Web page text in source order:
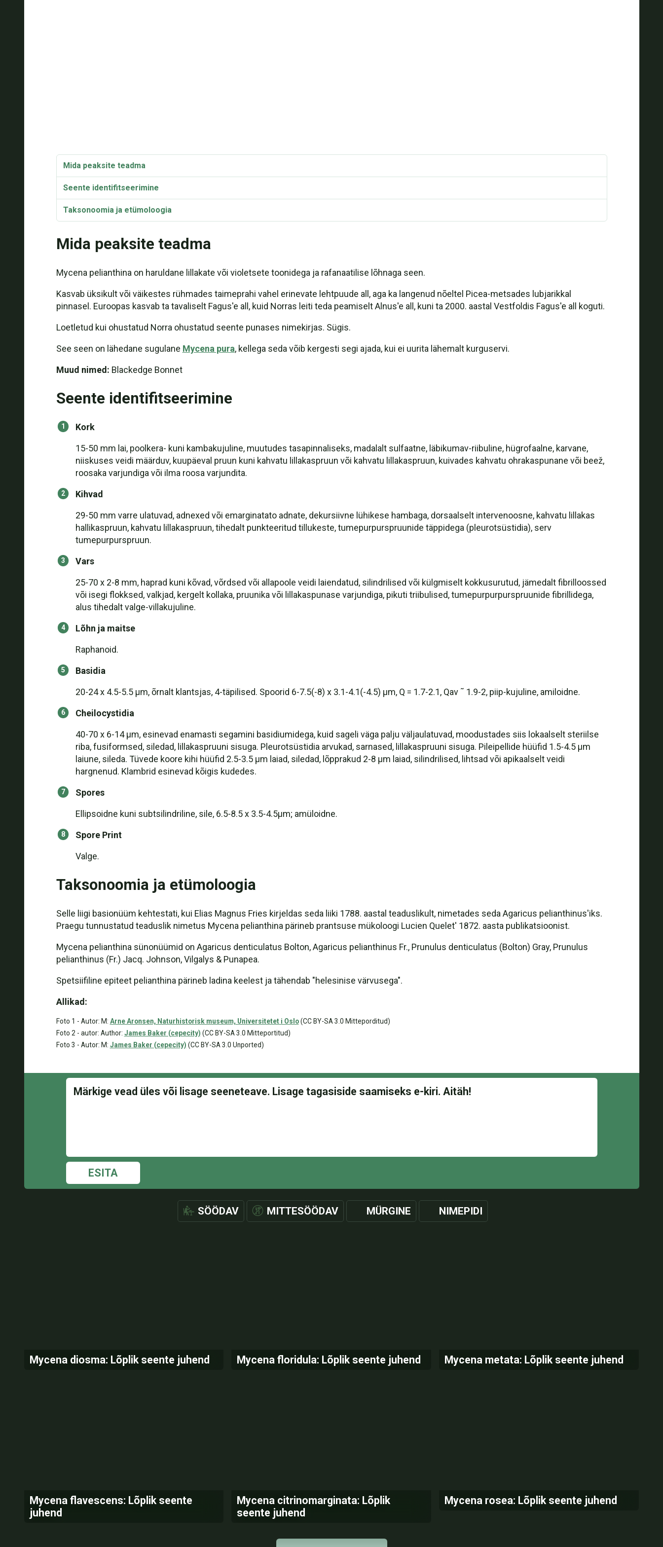
Mida peaksite teadma
Seente identifitseerimine
Taksonoomia ja etümoloogia
Mida peaksite teadma
Mycena pelianthina on haruldane lillakate või violetsete toonidega ja rafanaatilise lõhnaga seen.
Kasvab üksikult või väikestes rühmades taimeprahi vahel erinevate lehtpuude all, aga ka langenud nõeltel Picea-metsades lubjarikkal
pinnasel. Euroopas kasvab ta tavaliselt Fagus'e all, kuid Norras leiti teda peamiselt Alnus'e all, kuni ta 2000. aastal Vestfoldis Fagus'e all koguti.
Loetletud kui ohustatud Norra ohustatud seente punases nimekirjas. Sügis.
See seen on lähedane sugulane Mycena pura, kellega seda võib kergesti segi ajada, kui ei uurita lähemalt kurguservi.
Muud nimed: Blackedge Bonnet
Seente identifitseerimine
Kork
15-50 mm lai, poolkera- kuni kambakujuline, muutudes tasapinnaliseks, madalalt sulfaatne, läbikumav-riibuline, hügrofaalne, karvane,
niiskuses veidi määrduv, kuupäeval pruun kuni kahvatu lillakaspruun või kahvatu lillakaspruun, kuivades kahvatu ohrakaspunane või beež,
roosaka varjundiga või ilma roosa varjundita.
Kihvad
29-50 mm varre ulatuvad, adnexed või emarginatato adnate, dekursiivne lühikese hambaga, dorsaalselt intervenoosne, kahvatu lillakas
hallikaspruun, kahvatu lillakaspruun, tihedalt punkteeritud tillukeste, tumepurpurspruunide täppidega (pleurotsüstidia), serv
tumepurpurspruun.
Vars
25-70 x 2-8 mm, haprad kuni kõvad, võrdsed või allapoole veidi laiendatud, silindrilised või külgmiselt kokkusurutud, jämedalt fibrilloossed
või isegi flokksed, valkjad, kergelt kollaka, pruunika või lillakaspunase varjundiga, pikuti triibulised, tumepurpurpurspruunide fibrillidega,
alus tihedalt valge-villakujuline.
Lõhn ja maitse
Raphanoid.
Basidia
20-24 x 4.5-5.5 µm, õrnalt klantsjas, 4-täpilised. Spoorid 6-7.5(-8) x 3.1-4.1(-4.5) µm, Q = 1.7-2.1, Qav ˜ 1.9-2, piip-kujuline, amiloidne.
Cheilocystidia
40-70 x 6-14 µm, esinevad enamasti segamini basidiumidega, kuid sageli väga palju väljaulatuvad, moodustades siis lokaalselt steriilse
riba, fusiformsed, siledad, lillakaspruuni sisuga. Pleurotsüstidia arvukad, sarnased, lillakaspruuni sisuga. Pileipellide hüüfid 1.5-4.5 µm
laiune, sileda. Tüvede koore kihi hüüfid 2.5-3.5 µm laiad, siledad, lõpprakud 2-8 µm laiad, silindrilised, lihtsad või apikaalselt veidi
hargnenud. Klambrid esinevad kõigis kudedes.
Spores
Ellipsoidne kuni subtsilindriline, sile, 6.5-8.5 x 3.5-4.5μm; amüloidne.
Spore Print
Valge.
Taksonoomia ja etümoloogia
Selle liigi basionüüm kehtestati, kui Elias Magnus Fries kirjeldas seda liiki 1788. aastal teaduslikult, nimetades seda Agaricus pelianthinus'iks.
Praegu tunnustatud teaduslik nimetus Mycena pelianthina pärineb prantsuse mükoloogi Lucien Quelet' 1872. aasta publikatsioonist.
Mycena pelianthina sünonüümid on Agaricus denticulatus Bolton, Agaricus pelianthinus Fr., Prunulus denticulatus (Bolton) Gray, Prunulus
pelianthinus (Fr.) Jacq. Johnson, Vilgalys & Punapea.
Spetsiifiline epiteet pelianthina pärineb ladina keelest ja tähendab "helesinise värvusega".
Allikad:
Foto 1 - Autor: M: Arne Aronsen, Naturhistorisk museum, Universitetet i Oslo(CC BY-SA 3.0 Mitteporditud)
Foto 2 - autor: Author: James Baker (cepecity) (CC BY-SA 3.0 Mitteportitud)
Foto 3 - Autor: M: James Baker (cepecity) (CC BY-SA 3.0 Unported)
ESITA
SÖÖDAV MITTESÖÖDAV MÜRGINE NIMEPIDI
Mycena diosma: Lõplik seente juhend Mycena floridula: Lõplik seente juhend Mycena metata: Lõplik seente juhend
Mycena flavescens: Lõplik seente
juhend
Mycena citrinomarginata: Lõplik
seente juhend
Mycena rosea: Lõplik seente juhend